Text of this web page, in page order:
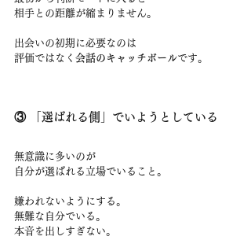
相手との距離が縮まりません。
出会いの初期に必要なのは
評価ではなく 会話のキャッチボールです。
③ 「選ばれる側」でいようとしている
無意識に多いのが
自分が選ばれる立場でいること。
嫌われないようにする。
無難な自分でいる。
本音を出しすぎない。